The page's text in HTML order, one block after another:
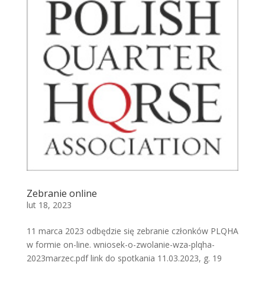
Zebranie online
lut 18, 2023
11 marca 2023 odbędzie się zebranie członków PLQHA
w formie on-line. wniosek-o-zwolanie-wza-plqha-
2023marzec.pdf link do spotkania 11.03.2023, g. 19